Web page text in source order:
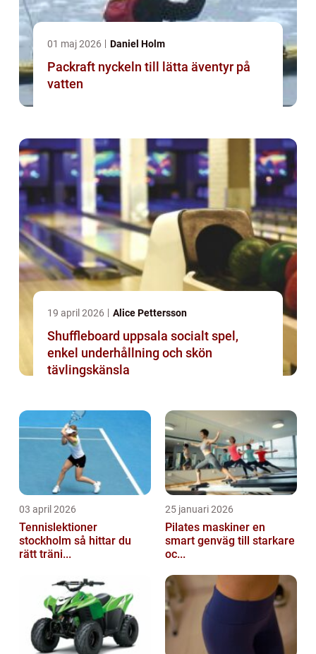
01 maj 2026 Daniel Holm
Packraft nyckeln till lätta äventyr på
vatten
19 april 2026 Alice Pettersson
Shuffleboard uppsala socialt spel,
enkel underhållning och skön
tävlingskänsla
03 april 2026
Tennislektioner
stockholm så hittar du
rätt träni...
25 januari 2026
Pilates maskiner en
smart genväg till starkare
oc...